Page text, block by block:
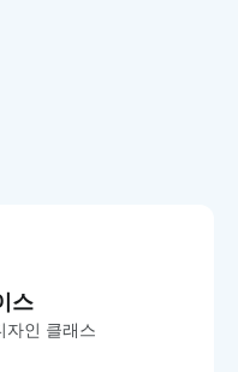
스
자인 클래스